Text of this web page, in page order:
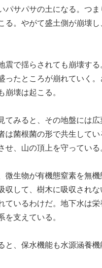
パサパサの土になる。つ
る。やがて盛土側が崩壊
で揺らされても崩壊す
ったところが崩れていく
崩壊は起こる。
みると、その地盤には
は菌根菌の形で共生してい
、山の頂上を守っている
生物が有機態窒素を無
収して、樹木に吸収され
ているわけだ。地下水は
支えている。
、保水機能も水源涵養機